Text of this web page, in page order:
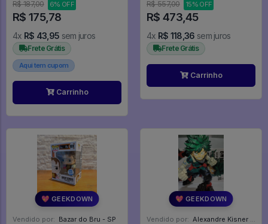
R$ 187,00 6% OFF
R$ 175,78
4x R$ 43,95 sem juros
Frete Grátis
Aqui tem cupom
Carrinho
Mandalorian
R$ 557,00 15% OFF
R$ 473,45
4x R$ 118,36 sem juros
Frete Grátis
Carrinho
💖 GEEKDOWN
Vendido por: Bazar do Bru - SP
💖 GEEKDOWN
Vendido por: Alexandre Kisner - PR